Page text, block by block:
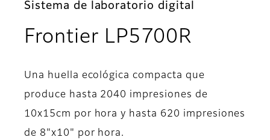
Sistema de laboratorio digital
Frontier LP5700R
Una huella ecológica compacta que
produce hasta 2040 impresiones de
10x15cm por hora y hasta 620 impresiones
de 8"x10" por hora.